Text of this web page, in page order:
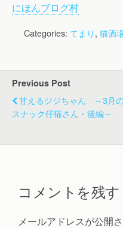
にほんブログ村
Categories: てまり, 猫酒
Previous Post
甘えるジジちゃん ～3月
スナック仔猫さん・後編～
コメントを残す
メールアドレスが公開